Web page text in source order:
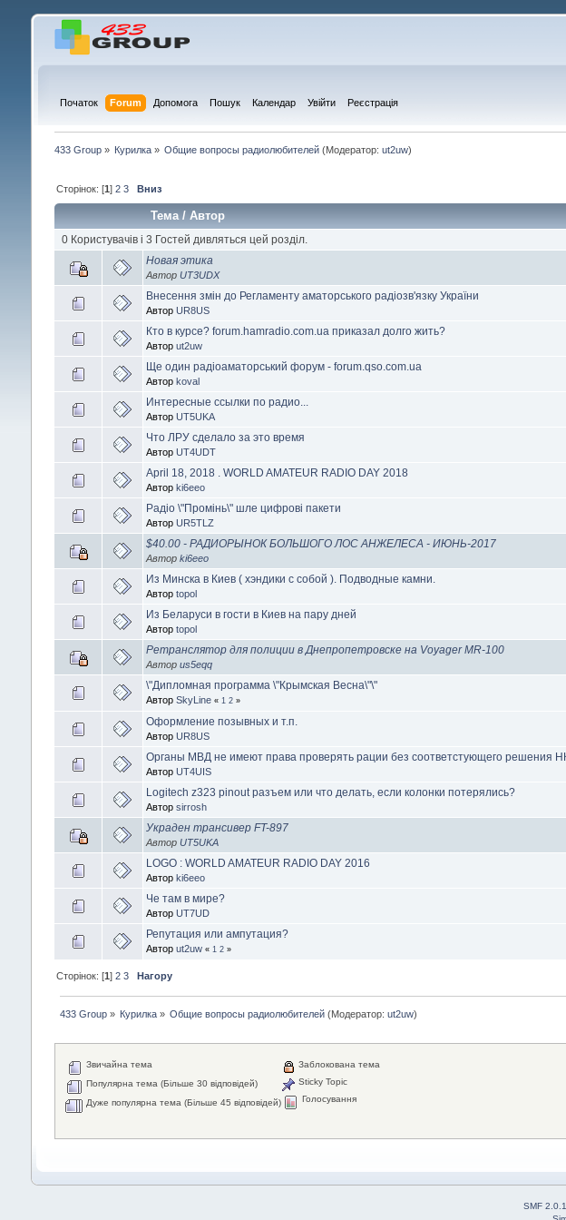
Початок Forum Допомога Пошук Календар Увійти Реєстрація
433 Group» Курилка » Общие вопросы радиолюбителей (Модератор:ut2uw)
Сторінок: [1] 2 3 Вниз
Тема/ Автор
0 Користувачів і 3 Гостей дивляться цей розділ.
Новая этика
Автор UT3UDX
Внесення змін до Регламенту аматорського радіозв'язку України
Автор UR8US
Кто в курсе? forum.hamradio.com.ua приказал долго жить?
Автор ut2uw
Ще один радіоаматорський форум - forum.qso.com.ua
Автор koval
Интересные ссылки по радио...
Автор UT5UKA
Что ЛРУ сделало за это время
Автор UT4UDT
April 18, 2018 . WORLD AMATEUR RADIO DAY 2018
Автор ki6eeo
Радіо \"Промінь\" шле цифрові пакети
Автор UR5TLZ
$40.00 - РАДИОРЫНОК БОЛЬШОГО ЛОС АНЖЕЛЕСА - ИЮНЬ-2017
Автор ki6eeo
Из Минска в Киев ( хэндики с собой ). Подводные камни.
Автор topol
Из Беларуси в гости в Киев на пару дней
Автор topol
Ретранслятор для полиции в Днепропетровске на Voyager MR-100
Автор us5eqq
\"Дипломная программа \"Крымская Весна\"\"
Автор SkyLine « 1 2»
Оформление позывных и т.п.
Автор UR8US
Органы МВД не имеют права проверять рации без соответстующего решения
Автор UT4UIS
Logitech z323 pinout разъем или что делать, если колонки потерялись?
Автор sirrosh
Украден трансивер FT-897
Автор UT5UKA
LOGO : WORLD AMATEUR RADIO DAY 2016
Автор ki6eeo
Че там в мире?
Автор UT7UD
Репутация или ампутация?
Автор ut2uw « 1 2»
Сторінок: [1] 2 3 Нагору
433 Group» Курилка » Общие вопросы радиолюбителей (Модератор:ut2uw)
Звичайна тема
Популярна тема (Більше 30 відповідей)
Дуже популярна тема (Більше 45 відповідей)
Заблокована тема
Sticky Topic
Голосування
SMF